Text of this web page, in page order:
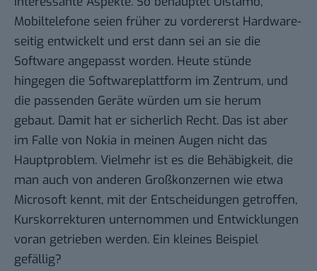
Mobiltelefone seien früher zu vordererst Hardware-
seitig entwickelt und erst dann sei an sie die
Software angepasst worden. Heute stünde
hingegen die Softwareplattform im Zentrum, und
die passenden Geräte würden um sie herum
gebaut. Damit hat er sicherlich Recht. Das ist aber
im Falle von Nokia in meinen Augen nicht das
Hauptproblem. Vielmehr ist es die Behäbigkeit, die
man auch von anderen Großkonzernen wie etwa
Microsoft kennt, mit der Entscheidungen getroffen,
Kurskorrekturen unternommen und Entwicklungen
voran getrieben werden. Ein kleines Beispiel
gefällig?